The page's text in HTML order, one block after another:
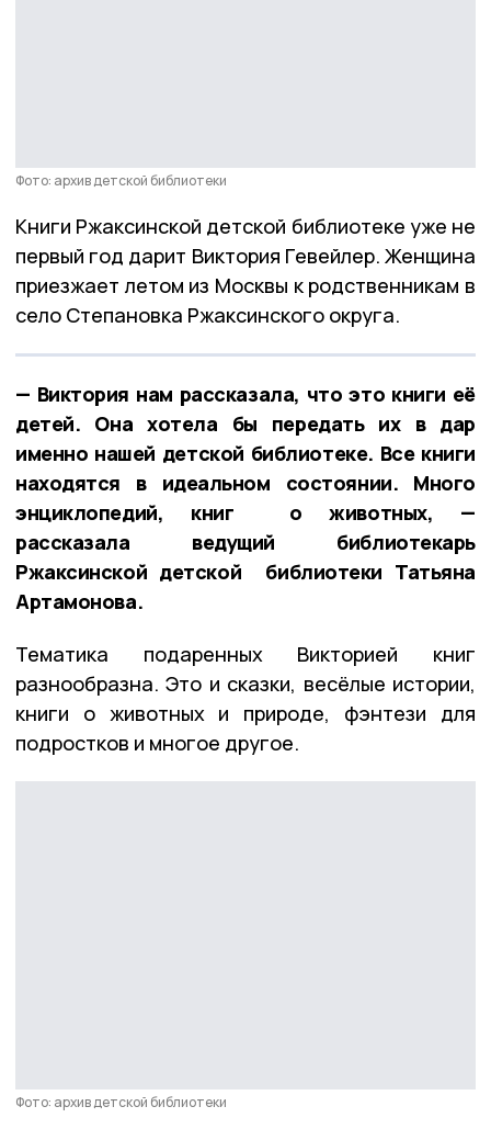
Фото: архив детской библиотеки
Книги Ржаксинской детской библиотеке уже не
первый год дарит Виктория Гевейлер. Женщина
приезжает летом из Москвы к родственникам в
село Степановка Ржаксинского округа.
— Виктория нам рассказала, что это книги её
детей. Она хотела бы передать их в дар
именно нашей детской библиотеке. Все книги
находятся в идеальном состоянии. Много
энциклопедий, книг о животных, —
рассказала ведущий библиотекарь
Ржаксинской детской библиотеки Татьяна
Артамонова.
Тематика подаренных Викторией книг
разнообразна. Это и сказки, весёлые истории,
книги о животных и природе, фэнтези для
подростков и многое другое.
Фото: архив детской библиотеки